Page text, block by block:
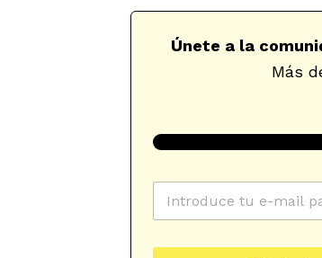
Únete a la
Más
C
r